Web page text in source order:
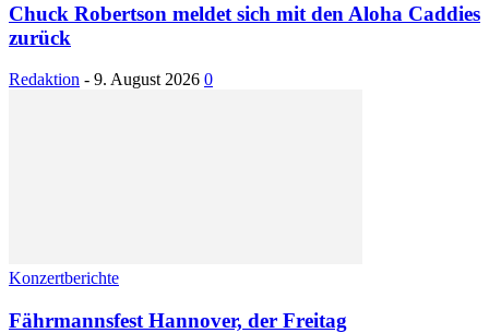
Chuck Robertson meldet sich mit den Aloha Caddies
zurück
Redaktion - 9. August 2026 0
Konzertberichte
Fährmannsfest Hannover, der Freitag